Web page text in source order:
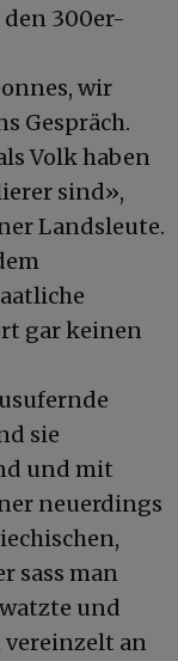
300er-
wir
Gespräch.
Volk haben
sind»,
Landsleute.
gar keinen
sie
und mit
neuerdings
sass man
und
vereinzelt an